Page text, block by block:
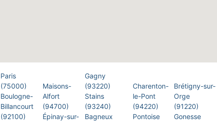
Paris
(75000)
Boulogne-
Billancourt
(92100)
Maisons-
Alfort
(94700)
Épinay-sur-
Gagny
(93220)
Stains
(93240)
Bagneux
Charenton-
le-Pont
(94220)
Pontoise
Brétigny-sur-
Orge
(91220)
Gonesse